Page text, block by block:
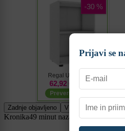
Zadnje objavljeno V živo
Kronika49 minut nazaj
Prijavi se